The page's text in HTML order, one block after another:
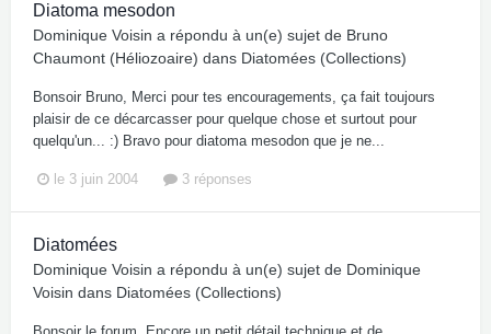
Diatoma mesodon
Dominique Voisin a répondu à un(e) sujet de Bruno
Chaumont (Héliozoaire) dans Diatomées (Collections)
Bonsoir Bruno, Merci pour tes encouragements, ça fait toujours
plaisir de ce décarcasser pour quelque chose et surtout pour
quelqu'un... :) Bravo pour diatoma mesodon que je ne...
le 3 juin 2004 3 réponses
Diatomées
Dominique Voisin a répondu à un(e) sujet de Dominique
Voisin dans Diatomées (Collections)